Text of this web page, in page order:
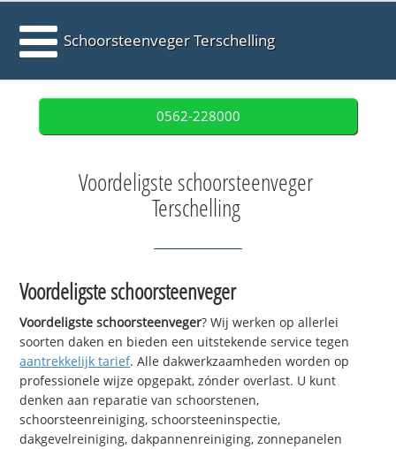
Schoorsteenveger Terschelling
0562-228000
Voordeligste schoorsteenveger
Terschelling
Voordeligste schoorsteenveger
Voordeligste schoorsteenveger? Wij werken op allerlei
soorten daken en bieden een uitstekende service tegen
aantrekkelijk tarief. Alle dakwerkzaamheden worden op
professionele wijze opgepakt, zónder overlast. U kunt
denken aan reparatie van schoorstenen,
schoorsteenreiniging, schoorsteeninspectie,
dakgevelreiniging, dakpannenreiniging, zonnepanelen